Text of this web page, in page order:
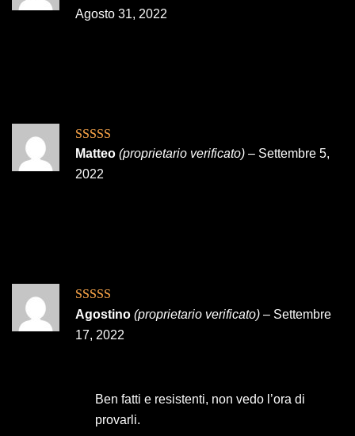
5
Agosto 31, 2022
Valutato5su
5
Matteo (proprietario verificato) – Settembre 5,
2022
Valutato5su
5
Agostino (proprietario verificato) – Settembre
17, 2022
Ben fatti e resistenti, non vedo l’ora di
provarli.